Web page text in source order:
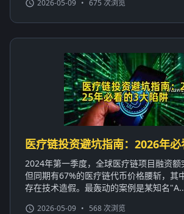
2026-05-09 • 675 次浏览
医疗链投资避坑指南：2026年
2024年第一季度，全球医疗链项目融资额
但同期有67%的医疗链代币价格腰斩，其
存在技术造假。最轰动的案例是某知名
2026-05-09 • 568 次浏览